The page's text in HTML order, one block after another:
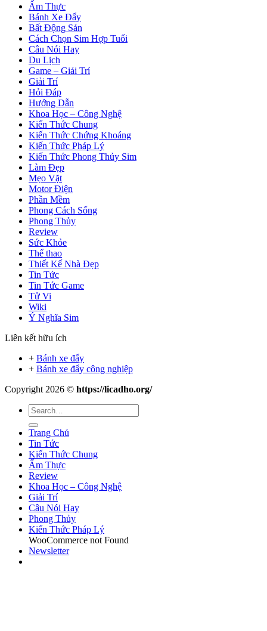
Ẩm Thực
Bánh Xe Đẩy
Bất Động Sản
Cách Chọn Sim Hợp Tuổi
Câu Nói Hay
Du Lịch
Game – Giải Trí
Giải Trí
Hỏi Đáp
Hướng Dẫn
Khoa Học – Công Nghệ
Kiến Thức Chung
Kiến Thức Chứng Khoáng
Kiến Thức Pháp Lý
Kiến Thức Phong Thủy Sim
Làm Đẹp
Mẹo Vặt
Motor Điện
Phần Mềm
Phong Cách Sống
Phong Thủy
Review
Sức Khỏe
Thể thao
Thiết Kế Nhà Đẹp
Tin Tức
Tin Tức Game
Tử Vi
Wiki
Ý Nghĩa Sim
Liên kết hữu ích
+ Bánh xe đẩy
+ Bánh xe đẩy công nghiệp
Copyright 2026 © https://licadho.org/
Trang Chủ
Tin Tức
Kiến Thức Chung
Ẩm Thực
Review
Khoa Học – Công Nghệ
Giải Trí
Câu Nói Hay
Phong Thủy
Kiến Thức Pháp Lý
WooCommerce not Found
Newsletter